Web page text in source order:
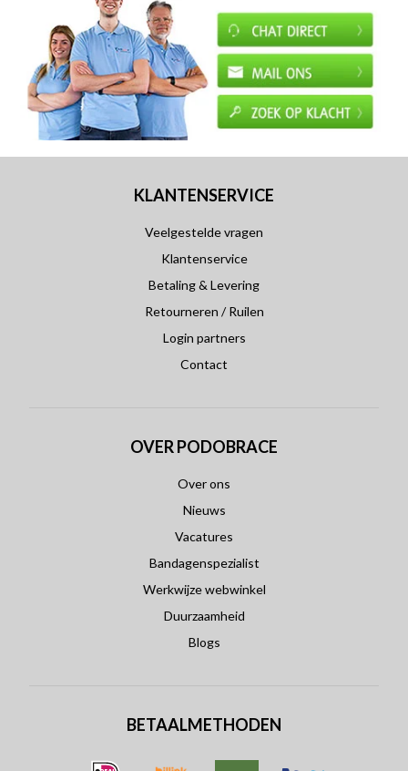
KLANTENSERVICE
Veelgestelde vragen
Klantenservice
Betaling & Levering
Retourneren / Ruilen
Login partners
Contact
OVER PODOBRACE
Over ons
Nieuws
Vacatures
Bandagenspezialist
Werkwijze webwinkel
Duurzaamheid
Blogs
BETAALMETHODEN